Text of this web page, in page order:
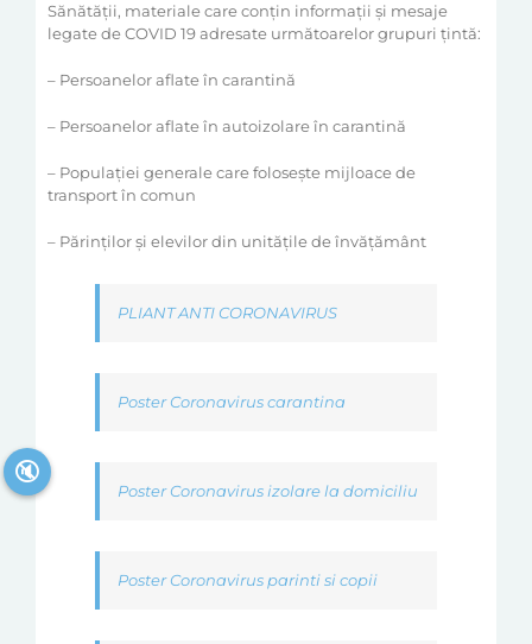
Sănătății, materiale care conțin informații și mesaje
legate de COVID 19 adresate următoarelor grupuri țintă:
– Persoanelor aflate în carantină
– Persoanelor aflate în autoizolare în carantină
– Populației generale care folosește mijloace de
transport în comun
– Părinților și elevilor din unitățile de învățământ
PLIANT ANTI CORONAVIRUS
Poster Coronavirus carantina
Poster Coronavirus izolare la domiciliu
Poster Coronavirus parinti si copii
🔇